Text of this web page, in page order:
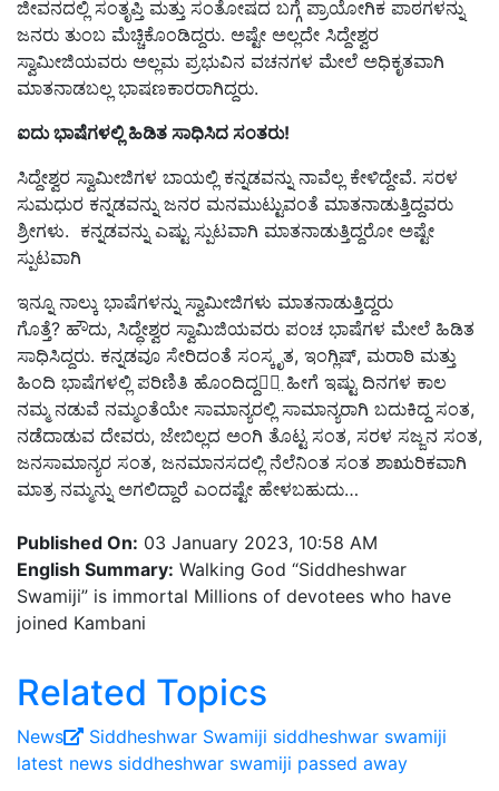
ಜೀವನದಲ್ಲಿ ಸಂತೃಪ್ತಿ ಮತ್ತು ಸಂತೋಷದ ಬಗ್ಗೆ ಪ್ರಾಯೋಗಿಕ ಪಾಠಗಳನ್ನು
ಜನರು ತುಂಬ ಮೆಚ್ಚಿಕೊಂಡಿದ್ದರು. ಅಷ್ಟೇ ಅಲ್ಲದೇ ಸಿದ್ದೇಶ್ವರ
ಸ್ವಾಮೀಜಿಯವರು ಅಲ್ಲಮ ಪ್ರಭುವಿನ ವಚನಗಳ ಮೇಲೆ ಅಧಿಕೃತವಾಗಿ
ಮಾತನಾಡಬಲ್ಲ ಭಾಷಣಕಾರರಾಗಿದ್ದರು.
ಐದು ಭಾಷೆಗಳಲ್ಲಿ ಹಿಡಿತ ಸಾಧಿಸಿದ ಸಂತರು!
ಸಿದ್ದೇಶ್ವರ ಸ್ವಾಮೀಜಿಗಳ ಬಾಯಲ್ಲಿ ಕನ್ನಡವನ್ನು ನಾವೆಲ್ಲ ಕೇಳಿದ್ದೇವೆ. ಸರಳ
ಸುಮಧುರ ಕನ್ನಡವನ್ನು ಜನರ ಮನಮುಟ್ಟುವಂತೆ ಮಾತನಾಡುತ್ತಿದ್ದವರು
ಶ್ರೀಗಳು. ಕನ್ನಡವನ್ನು ಎಷ್ಟು ಸ್ಪುಟವಾಗಿ ಮಾತನಾಡುತ್ತಿದ್ದರೋ ಅಷ್ಟೇ
ಸ್ಪುಟವಾಗಿ
ಇನ್ನೂ ನಾಲ್ಕು ಭಾಷೆಗಳನ್ನು ಸ್ವಾಮೀಜಿಗಳು ಮಾತನಾಡುತ್ತಿದ್ದರು
ಗೊತ್ತೆ? ಹೌದು, ಸಿದ್ಧೇಶ್ವರ ಸ್ವಾಮಿಜಿಯವರು ಪಂಚ ಭಾಷೆಗಳ ಮೇಲೆ ಹಿಡಿತ
ಸಾಧಿಸಿದ್ದರು. ಕನ್ನಡವೂ ಸೇರಿದಂತೆ ಸಂಸ್ಕೃತ, ಇಂಗ್ಲಿಷ್, ಮರಾಠಿ ಮತ್ತು
ಹಿಂದಿ ಭಾಷೆಗಳಲ್ಲಿ ಪರಿಣಿತಿ ಹೊಂದಿದ್ದರು̤ ಹೀಗೆ ಇಷ್ಟು ದಿನಗಳ ಕಾಲ
ನಮ್ಮ ನಡುವೆ ನಮ್ಮಂತೆಯೇ ಸಾಮಾನ್ಯರಲ್ಲಿ ಸಾಮಾನ್ಯರಾಗಿ ಬದುಕಿದ್ದ ಸಂತ,
ನಡೆದಾಡುವ ದೇವರು, ಜೇಬಿಲ್ಲದ ಅಂಗಿ ತೊಟ್ಟ ಸಂತ, ಸರಳ ಸಜ್ಜನ ಸಂತ,
ಜನಸಾಮಾನ್ಯರ ಸಂತ, ಜನಮಾನಸದಲ್ಲಿ ನೆಲೆನಿಂತ ಸಂತ ಶಾಋರಿಕವಾಗಿ
ಮಾತ್ರ ನಮ್ಮನ್ನು ಅಗಲಿದ್ದಾರೆ ಎಂದಷ್ಟೇ ಹೇಳಬಹುದು…
Published On: 03 January 2023, 10:58 AM
English Summary: Walking God “Siddheshwar
Swamiji” is immortal Millions of devotees who have
joined Kambani
Related Topics
News Siddheshwar Swamiji siddheshwar swamiji
latest news siddheshwar swamiji passed away